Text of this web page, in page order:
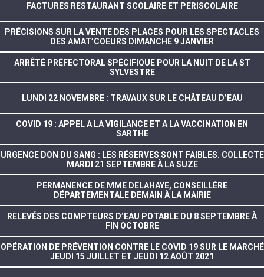
FACTURES RESTAURANT SCOLAIRE ET PERISCOLAIRE
PRÉCISIONS SUR LA VENTE DES PLACES POUR LES SPECTACLES
DES AMAT’COEURS DIMANCHE 9 JANVIER
ARRÊTÉ PRÉFECTORAL SPÉCIFIQUE POUR LA NUIT DE LA ST
SYLVESTRE
LUNDI 22 NOVEMBRE : TRAVAUX SUR LE CHÂTEAU D’EAU
COVID 19 : APPEL A LA VIGILANCE ET A LA VACCINATION EN
SARTHE
URGENCE DON DU SANG : LES RÉSERVES SONT FAIBLES. COLLECTE
MARDI 21 SEPTEMBRE À LA SUZE
PERMANENCE DE MME DELAHAYE, CONSEILLÈRE
DÉPARTEMENTALE DEMAIN À LA MAIRIE
RELEVÉS DES COMPTEURS D’EAU POTABLE DU 8 SEPTEMBRE À
FIN OCTOBRE
OPÉRATION DE PRÉVENTION CONTRE LE COVID 19 SUR LE MARCHÉ
JEUDI 15 JUILLET ET JEUDI 12 AOÛT 2021